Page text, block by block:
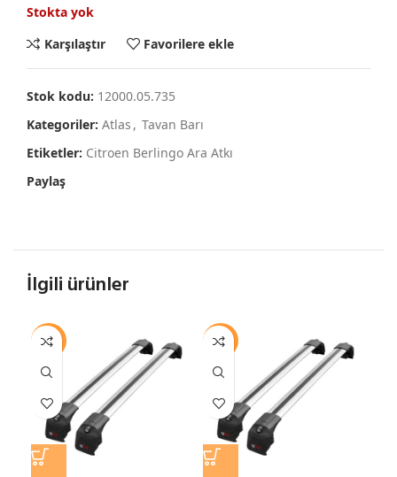
Stokta yok
Karşılaştır
Favorilere ekle
Stok kodu: 12000.05.735
Kategoriler: Atlas , Tavan Barı
Etiketler: Citroen Berlingo Ara Atkı
Paylaş
İlgili ürünler
-12% -12%